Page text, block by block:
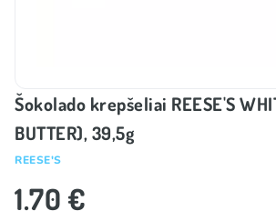
Šokolado krepšeliai REESE'S
BUTTER), 39,5g
REESE'S
1.70 €